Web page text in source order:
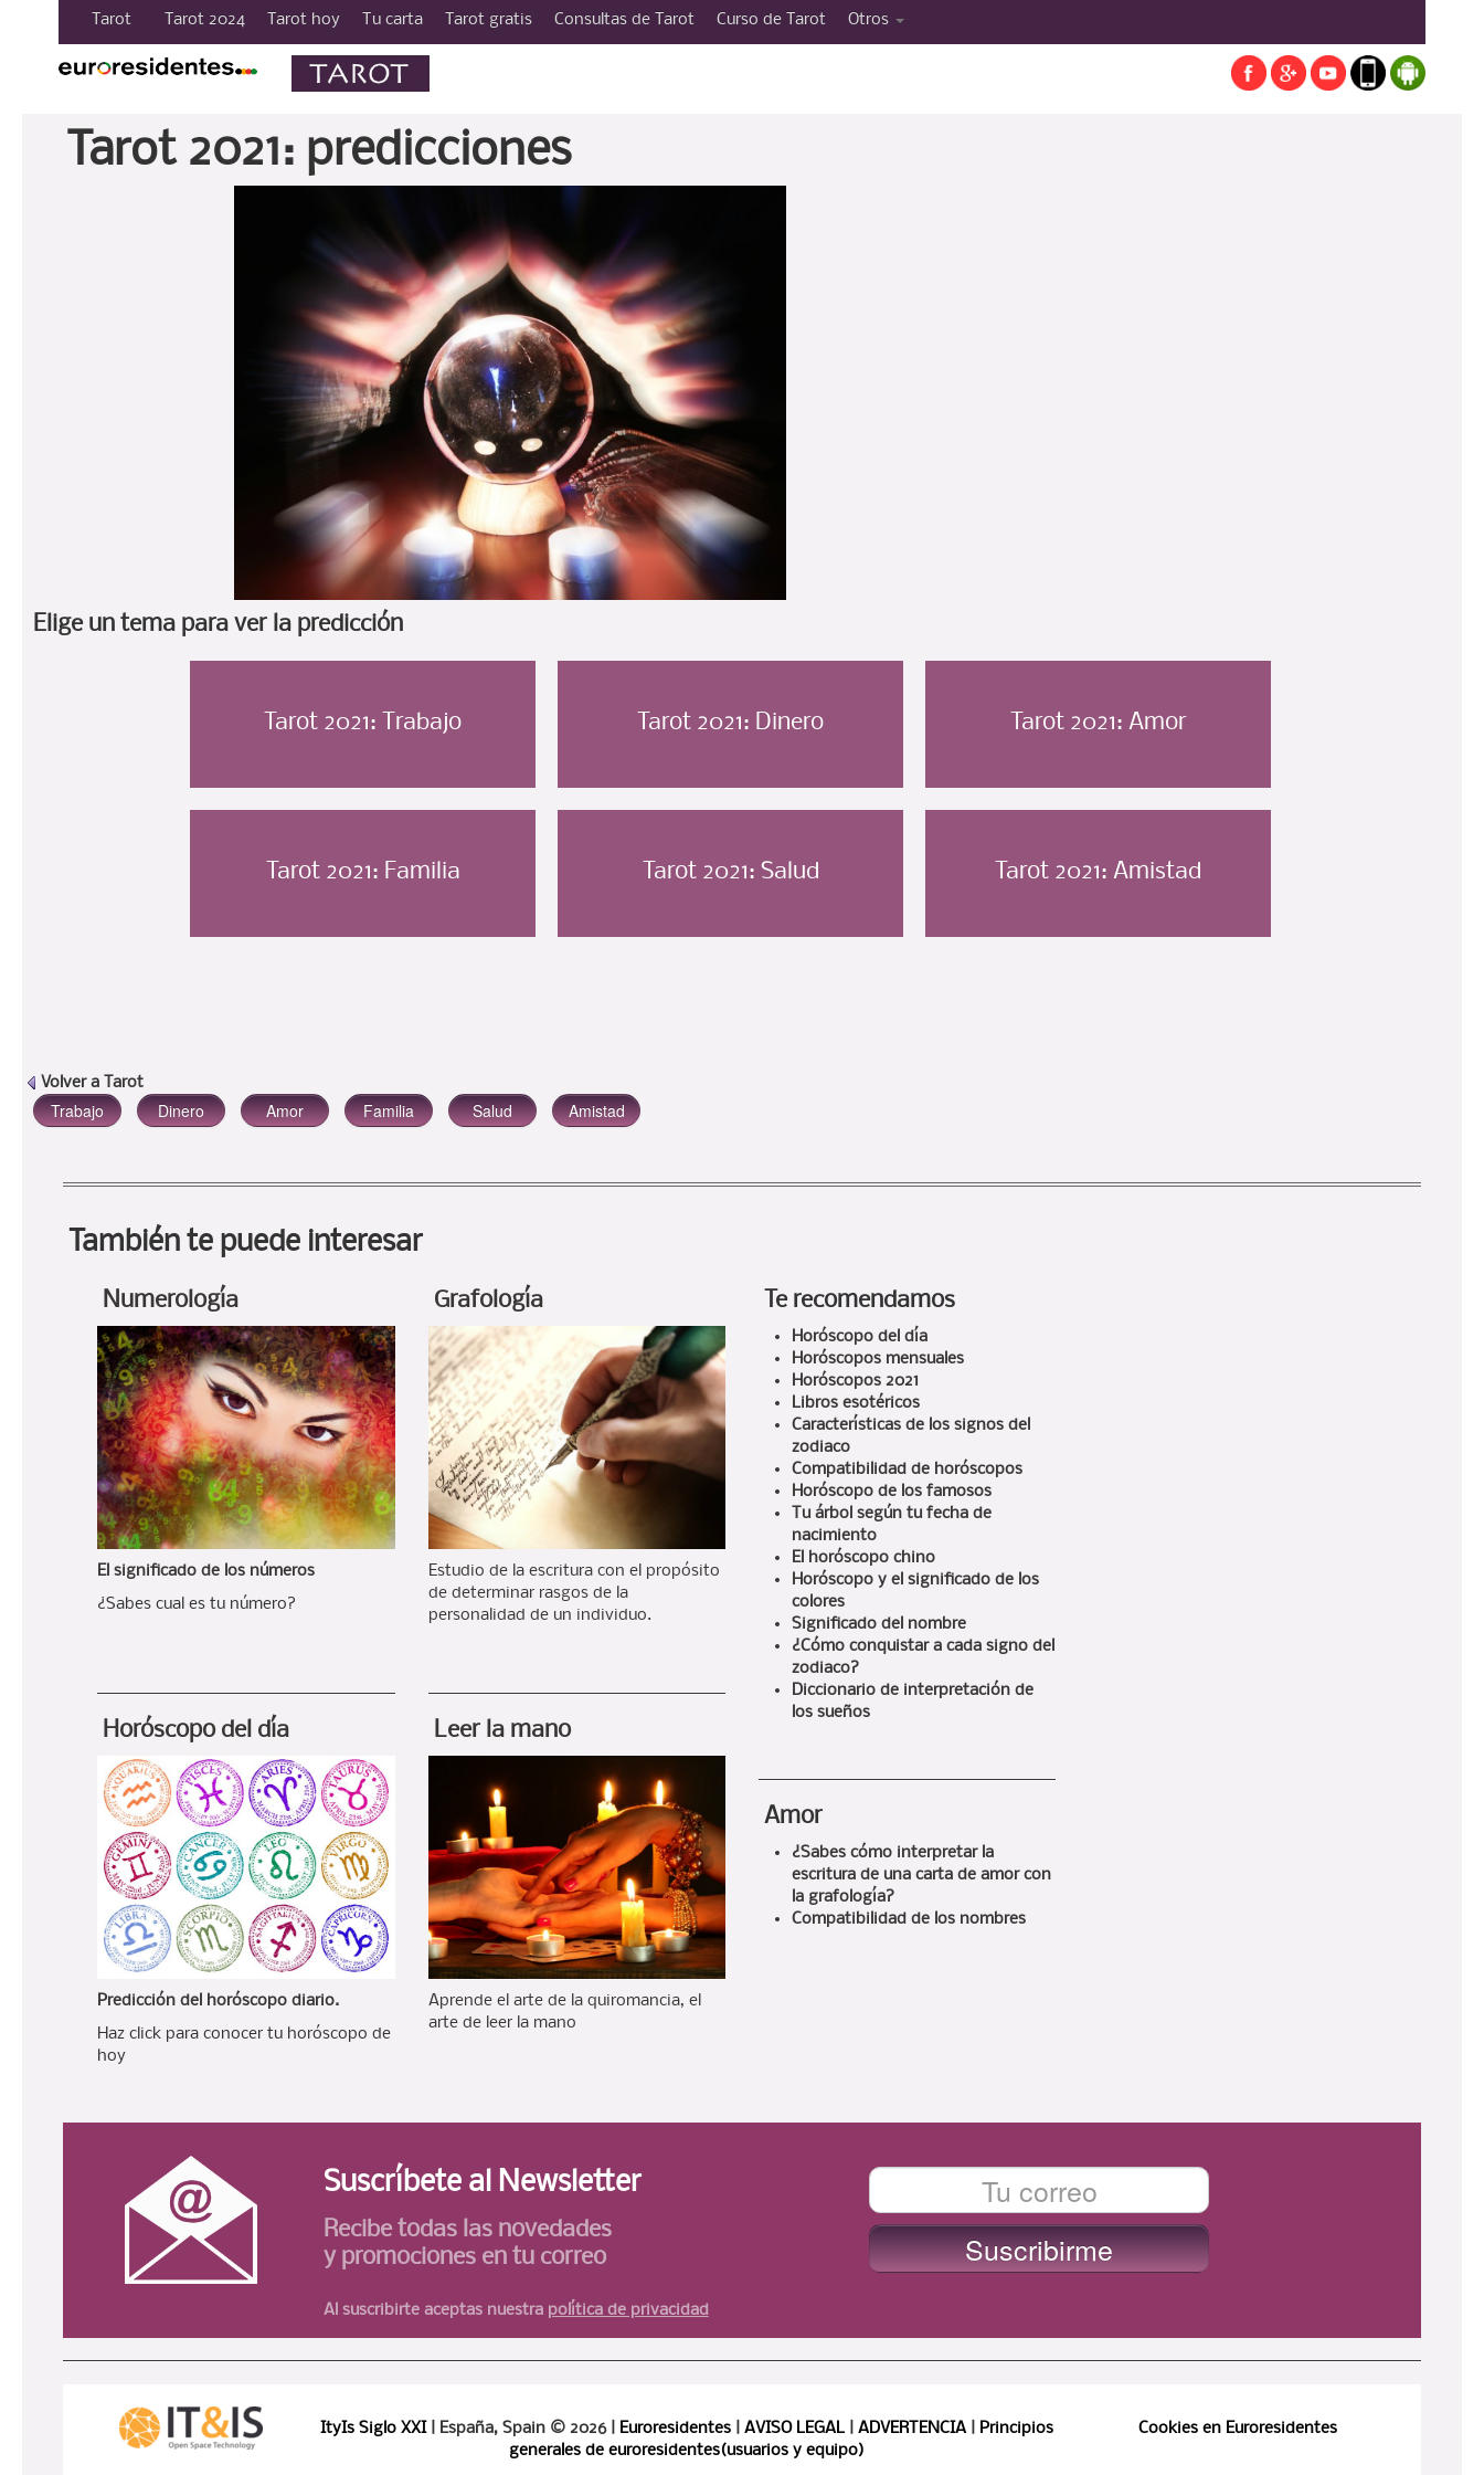
Tarot Tarot 2024 Tarot hoy Tu carta Tarot gratis Consultas de Tarot Curso de Tarot Otros
Tarot 2021: predicciones
Elige un tema para ver la predicción
Tarot 2021: Trabajo Tarot 2021: Dinero Tarot 2021: Amor
Tarot 2021: Familia Tarot 2021: Salud Tarot 2021: Amistad
Volver a Tarot
También te puede interesar
Numerología
El significado de los números
¿Sabes cual es tu número?
Horóscopo del día
Predicción del horóscopo diario.
Haz click para conocer tu horóscopo de
hoy
Grafología
Estudio de la escritura con el propósito
de determinar rasgos de la
personalidad de un individuo.
Leer la mano
Aprende el arte de la quiromancia, el
arte de leer la mano
Te recomendamos
Horóscopo del día
Horóscopos mensuales
Horóscopos 2021
Libros esotéricos
Características de los signos del
zodiaco
Compatibilidad de horóscopos
Horóscopo de los famosos
Tu árbol según tu fecha de
nacimiento
El horóscopo chino
Horóscopo y el significado de los
colores
Significado del nombre
¿Cómo conquistar a cada signo del
zodiaco?
Diccionario de interpretación de
los sueños
Amor
¿Sabes cómo interpretar la
escritura de una carta de amor con
la grafología?
Compatibilidad de los nombres
Suscríbete al Newsletter
Recibe todas las novedades
y promociones en tu correo
Al suscribirte aceptas nuestra política de privacidad
ItyIs Siglo XXI| España, Spain © 2026 | Euroresidentes |AVISO LEGAL |ADVERTENCIA
Principios
generales de euroresidentes(usuarios y equipo)
Cookies en Euroresidentes